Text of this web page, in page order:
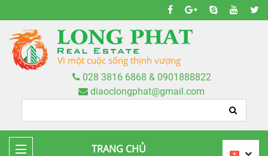
Vì một cuộc sống thịnh vượng
028 3816 6868 & 0901888822
diaoclongphat@gmail.com
TRANG CHỦ